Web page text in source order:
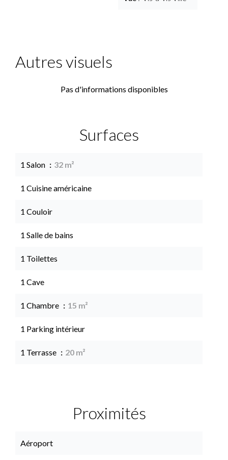
Autres visuels
Pas d'informations disponibles
Surfaces
1 Salon 32 m²
1 Cuisine américaine
1 Couloir
1 Salle de bains
1 Toilettes
1 Cave
1 Chambre 15 m²
1 Parking intérieur
1 Terrasse 20 m²
Proximités
Aéroport